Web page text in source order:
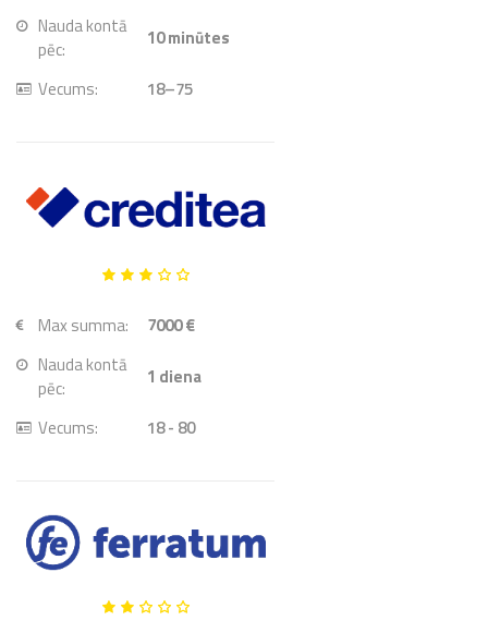
Nauda kontā
pēc:
10minūtes
Vecums: 18–75
Max summa:
7000 €
Nauda kontā
pēc:
1 diena
Vecums: 18 - 80